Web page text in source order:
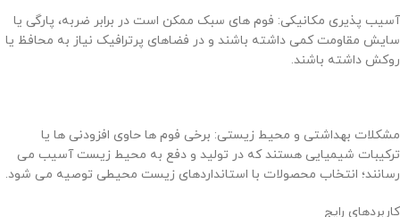
آسیب پذیری مکانیکی: فوم های سبک ممکن است در برابر ضربه، پارگی یا
سایش مقاومت کمی داشته باشند و در فضاهای پرترافیک نیاز به محافظ یا
روکش داشته باشند.
مشکلات بهداشتی و محیط زیستی: برخی فوم ها حاوی افزودنی ها یا
ترکیبات شیمیایی هستند که در تولید و دفع به محیط زیست آسیب می
رسانند؛ انتخاب محصولات با استانداردهای زیست محیطی توصیه می شود.
کاربردهای رایج